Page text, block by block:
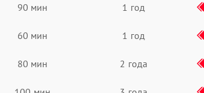
90 мин 1 год
60 мин 1 год
80 мин 2 года